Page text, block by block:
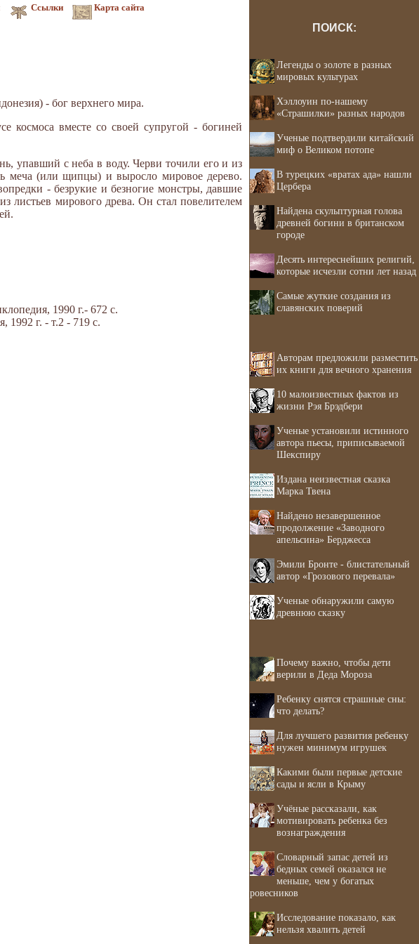
Ссылки Карта сайта
- бог верхнего мира.
космоса вместе со своей супругой - богиней
упавший с неба в воду. Черви точили его и из
меча (или щипцы) и выросло мировое дерево.
- безрукие и безногие монстры, давшие
листьев мирового древа. Он стал повелителем
1990 г.- 672 с.
г. - т.2 - 719 с.
ПОИСК:
Легенды о золоте в разных
мировых культурах
Хэллоуин по-нашему
«Страшилки» разных народов
Ученые подтвердили китайский
миф о Великом потопе
В турецких «вратах ада» нашли
Цербера
Найдена скульптурная голова
древней богини в британском
городе
Десять интереснейших религий,
которые исчезли сотни лет назад
Самые жуткие создания из
славянских поверий
Авторам предложили разместить
их книги для вечного хранения
10 малоизвестных фактов из
жизни Рэя Брэдбери
Ученые установили истинного
автора пьесы, приписываемой
Шекспиру
Издана неизвестная сказка
Марка Твена
Найдено незавершенное
продолжение «Заводного
апельсина» Берджесса
Эмили Бронте - блистательный
автор «Грозового перевала»
Ученые обнаружили самую
древнюю сказку
Почему важно, чтобы дети
верили в Деда Мороза
Ребенку снятся страшные сны:
что делать?
Для лучшего развития ребенку
нужен минимум игрушек
Какими были первые детские
сады и ясли в Крыму
Учёные рассказали, как
мотивировать ребенка без
вознаграждения
Словарный запас детей из
бедных семей оказался не
меньше, чем у богатых
ровесников
Исследование показало, как
нельзя хвалить детей